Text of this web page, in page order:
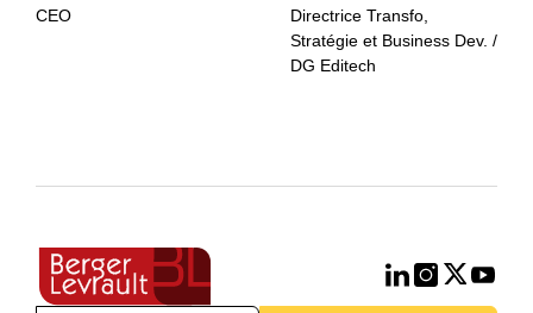
CEO
Directrice Transfo,
Stratégie et Business Dev. /
DG Editech